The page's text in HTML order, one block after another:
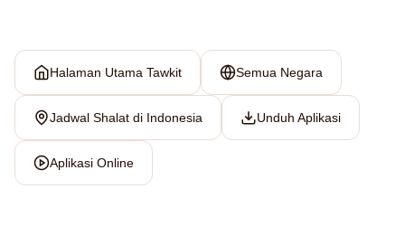
Halaman Utama Tawkit Semua Negara
Jadwal Shalat di Indonesia Unduh Aplikasi
Aplikasi Online